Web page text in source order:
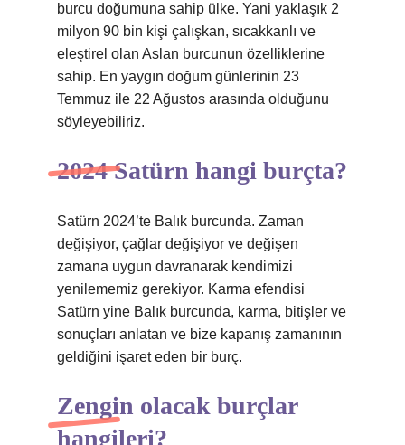
burcu doğumuna sahip ülke. Yani yaklaşık 2
milyon 90 bin kişi çalışkan, sıcakkanlı ve
eleştirel olan Aslan burcunun özelliklerine
sahip. En yaygın doğum günlerinin 23
Temmuz ile 22 Ağustos arasında olduğunu
söyleyebiliriz.
2024 Satürn hangi burçta?
Satürn 2024’te Balık burcunda. Zaman
değişiyor, çağlar değişiyor ve değişen
zamana uygun davranarak kendimizi
yenilememiz gerekiyor. Karma efendisi
Satürn yine Balık burcunda, karma, bitişler ve
sonuçları anlatan ve bize kapanış zamanının
geldiğini işaret eden bir burç.
Zengin olacak burçlar
hangileri?